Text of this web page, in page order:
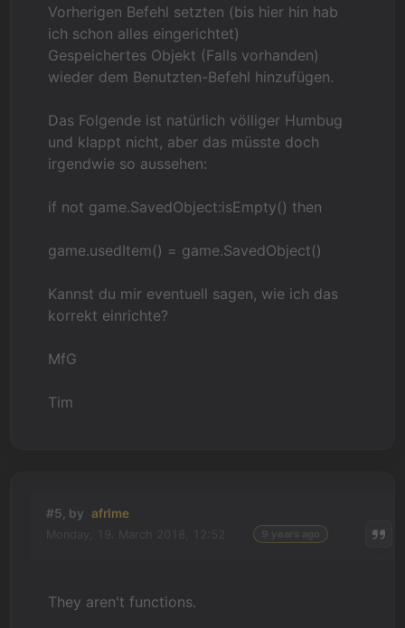
Vorherigen Befehl setzten (bis hier hin hab
ich schon alles eingerichtet)
Gespeichertes Objekt (Falls vorhanden)
wieder dem Benutzten-Befehl hinzufügen.
Das Folgende ist natürlich völliger Humbug
und klappt nicht, aber das müsste doch
irgendwie so aussehen:
if not game.SavedObject:isEmpty() then
game.usedItem() = game.SavedObject()
Kannst du mir eventuell sagen, wie ich das
korrekt einrichte?
MfG
Tim
#5, by afrlme
They aren't functions.